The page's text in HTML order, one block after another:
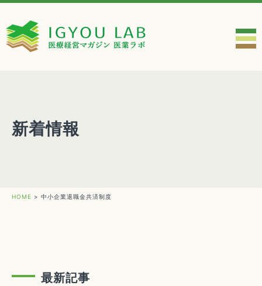
新着情報
HOME > 中小企業退職金共済制度
最新記事